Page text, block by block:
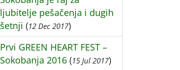
ljubitelje pešačenja i dugih
šetnji (12 Dec 2017)
Prvi GREEN HEART FEST –
Sokobanja 2016 (15 Jul 2017)